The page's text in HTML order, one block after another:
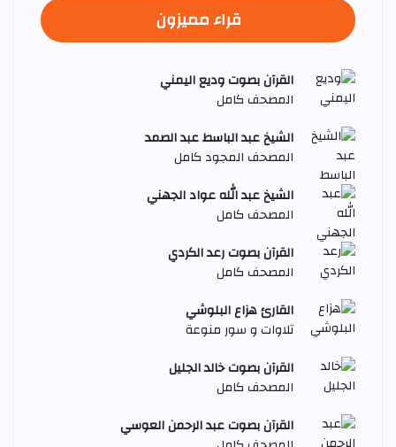
قراء مميزون
القرآن بصوت وديع اليمني
المصحف كامل
الشيخ عبد الباسط عبد الصمد
المصحف المجود كامل
الشيخ عبد الله عواد الجهني
المصحف كامل
القرآن بصوت رعد الكردي
المصحف كامل
القارئ هزاع البلوشي
تلاوات و سور منوعة
القرآن بصوت خالد الجليل
المصحف كامل
القرآن بصوت عبد الرحمن العوسي